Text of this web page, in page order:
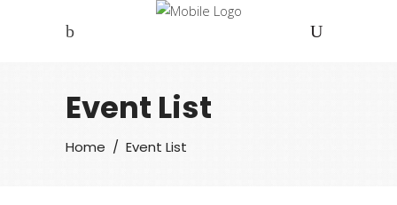
Event List
Home / Event List